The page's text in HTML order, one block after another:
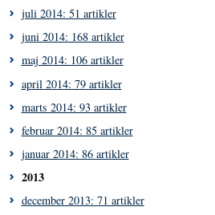
juli 2014: 51 artikler
juni 2014: 168 artikler
maj 2014: 106 artikler
april 2014: 79 artikler
marts 2014: 93 artikler
februar 2014: 85 artikler
januar 2014: 86 artikler
2013
december 2013: 71 artikler